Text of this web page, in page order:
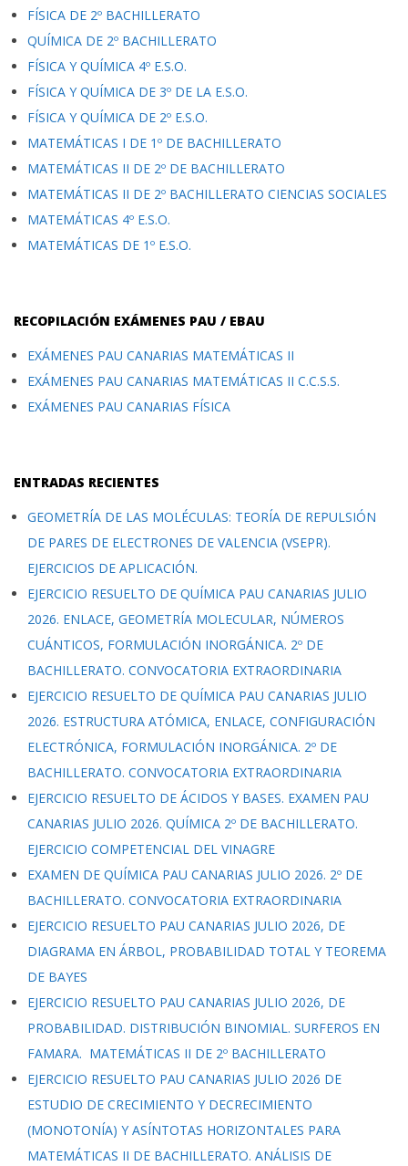
FÍSICA DE 2º BACHILLERATO
QUÍMICA DE 2º BACHILLERATO
FÍSICA Y QUÍMICA 4º E.S.O.
FÍSICA Y QUÍMICA DE 3º DE LA E.S.O.
FÍSICA Y QUÍMICA DE 2º E.S.O.
MATEMÁTICAS I DE 1º DE BACHILLERATO
MATEMÁTICAS II DE 2º DE BACHILLERATO
MATEMÁTICAS II DE 2º BACHILLERATO CIENCIAS SOCIALES
MATEMÁTICAS 4º E.S.O.
MATEMÁTICAS DE 1º E.S.O.
RECOPILACIÓN EXÁMENES PAU / EBAU
EXÁMENES PAU CANARIAS MATEMÁTICAS II
EXÁMENES PAU CANARIAS MATEMÁTICAS II C.C.S.S.
EXÁMENES PAU CANARIAS FÍSICA
ENTRADAS RECIENTES
GEOMETRÍA DE LAS MOLÉCULAS: TEORÍA DE REPULSIÓN
DE PARES DE ELECTRONES DE VALENCIA (VSEPR).
EJERCICIOS DE APLICACIÓN.
EJERCICIO RESUELTO DE QUÍMICA PAU CANARIAS JULIO
2026. ENLACE, GEOMETRÍA MOLECULAR, NÚMEROS
CUÁNTICOS, FORMULACIÓN INORGÁNICA. 2º DE
BACHILLERATO. CONVOCATORIA EXTRAORDINARIA
EJERCICIO RESUELTO DE QUÍMICA PAU CANARIAS JULIO
2026. ESTRUCTURA ATÓMICA, ENLACE, CONFIGURACIÓN
ELECTRÓNICA, FORMULACIÓN INORGÁNICA. 2º DE
BACHILLERATO. CONVOCATORIA EXTRAORDINARIA
EJERCICIO RESUELTO DE ÁCIDOS Y BASES. EXAMEN PAU
CANARIAS JULIO 2026. QUÍMICA 2º DE BACHILLERATO.
EJERCICIO COMPETENCIAL DEL VINAGRE
EXAMEN DE QUÍMICA PAU CANARIAS JULIO 2026. 2º DE
BACHILLERATO. CONVOCATORIA EXTRAORDINARIA
EJERCICIO RESUELTO PAU CANARIAS JULIO 2026, DE
DIAGRAMA EN ÁRBOL, PROBABILIDAD TOTAL Y TEOREMA
DE BAYES
EJERCICIO RESUELTO PAU CANARIAS JULIO 2026, DE
PROBABILIDAD. DISTRIBUCIÓN BINOMIAL. SURFEROS EN
FAMARA. MATEMÁTICAS II DE 2º BACHILLERATO
EJERCICIO RESUELTO PAU CANARIAS JULIO 2026 DE
ESTUDIO DE CRECIMIENTO Y DECRECIMIENTO
(MONOTONÍA) Y ASÍNTOTAS HORIZONTALES PARA
MATEMÁTICAS II DE BACHILLERATO. ANÁLISIS DE